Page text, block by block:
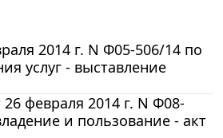
2014 г. N Ф05-506/14 по
услуг - выставление
февраля 2014 г. N Ф08-
и пользование - акт